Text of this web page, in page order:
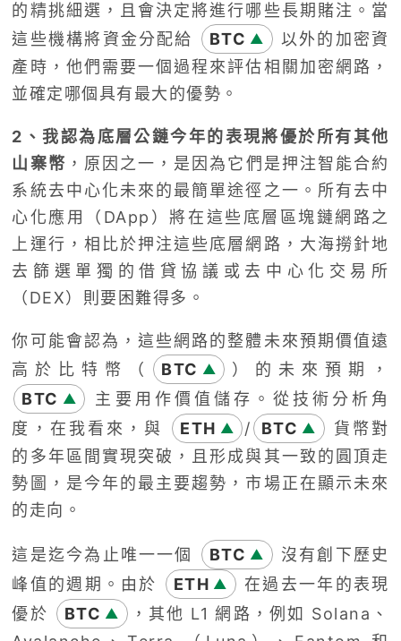
的精挑細選，且會決定將進行哪些長期賭注。當
這些機構將資金分配給
BTC ▲
以外的加密資
產時，他們需要一個過程來評估相關加密網路，
並確定哪個具有最大的優勢。
2、我認為底層公鏈今年的表現將優於所有其他
山寨幣 ，原因之一，是因為它們是押注智能合約
系統去中心化未來的最簡單途徑之一。所有去中
心化應用（DApp）將在這些底層區塊鏈網路之
上運行，相比於押注這些底層網路，大海撈針地
去篩選單獨的借貸協議或去中心化交易所
（DEX）則要困難得多。
你可能會認為，這些網路的整體未來預期價值遠
高於比特幣（
BTC ▲
）的未來預期，
BTC ▲
主要用作價值儲存。從技術分析角
度，在我看來，與
ETH ▲ / BTC ▲
貨幣對
的多年區間實現突破，且形成與其一致的圓頂走
勢圖，是今年的最主要趨勢，市場正在顯示未來
的走向。
這是迄今為止唯一一個 BTC ▲
沒有創下歷史
峰值的週期。由於
ETH ▲
在過去一年的表現
優於
BTC ▲
，其他 L1 網路，例如 Solana、